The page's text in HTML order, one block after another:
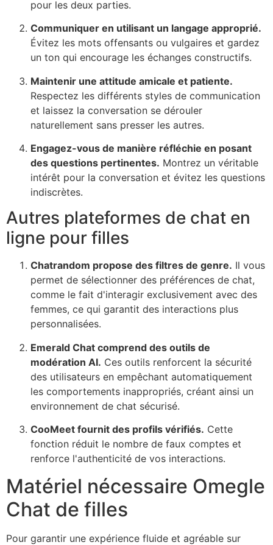
pour les deux parties.
Communiquer en utilisant un langage approprié.
Évitez les mots offensants ou vulgaires et gardez
un ton qui encourage les échanges constructifs.
Maintenir une attitude amicale et patiente.
Respectez les différents styles de communication
et laissez la conversation se dérouler
naturellement sans presser les autres.
Engagez-vous de manière réfléchie en posant
des questions pertinentes. Montrez un véritable
intérêt pour la conversation et évitez les questions
indiscrètes.
Autres plateformes de chat en
ligne pour filles
Chatrandom propose des filtres de genre. Il vous
permet de sélectionner des préférences de chat,
comme le fait d'interagir exclusivement avec des
femmes, ce qui garantit des interactions plus
personnalisées.
Emerald Chat comprend des outils de
modération AI. Ces outils renforcent la sécurité
des utilisateurs en empêchant automatiquement
les comportements inappropriés, créant ainsi un
environnement de chat sécurisé.
CooMeet fournit des profils vérifiés. Cette
fonction réduit le nombre de faux comptes et
renforce l'authenticité de vos interactions.
Matériel nécessaire Omegle
Chat de filles
Pour garantir une expérience fluide et agréable sur